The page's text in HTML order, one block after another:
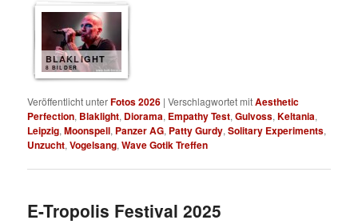
BLAKLIGHT
8 BILDER
Veröffentlicht unterFotos 2026 |Verschlagwortet mitAesthetic
Perfection, Blaklight, Diorama, Empathy Test,Gulvoss,Keltania,
Leipzig,Moonspell, Panzer AG, Patty Gurdy,Solitary Experiments,
Unzucht,Vogelsang,Wave Gotik Treffen
E-Tropolis Festival 2025